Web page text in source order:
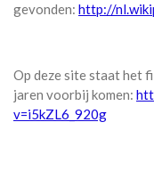
gevonden: http://
Op deze site staat het
jaren voorbij komen:
v=i5kZL6_920g